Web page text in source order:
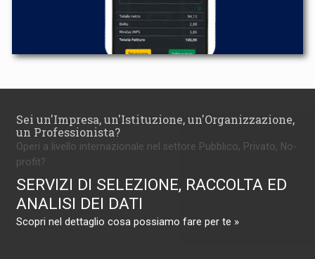
Sei un'Impresa, un'Istituzione, un'Organizzazione,
un Professionista?
Operi a livello internazionale nel settore Pubblico, Privato, No-
profit?
SERVIZI DI SELEZIONE, RACCOLTA ED
ANALISI DEI DATI
Scopri nel dettaglio cosa possiamo fare per te »